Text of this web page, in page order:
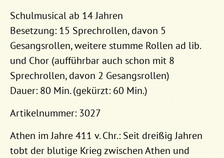
Schulmusical ab 14 Jahren
Besetzung: 15 Sprechrollen, davon 5
Gesangsrollen, weitere stumme Rollen ad lib.
und Chor (aufführbar auch schon mit 8
Sprechrollen, davon 2 Gesangsrollen)
Dauer: 80 Min. (gekürzt: 60 Min.)
Artikelnummer: 3027
Athen im Jahre 411 v. Chr.: Seit dreißig Jahren
tobt der blutige Krieg zwischen Athen und